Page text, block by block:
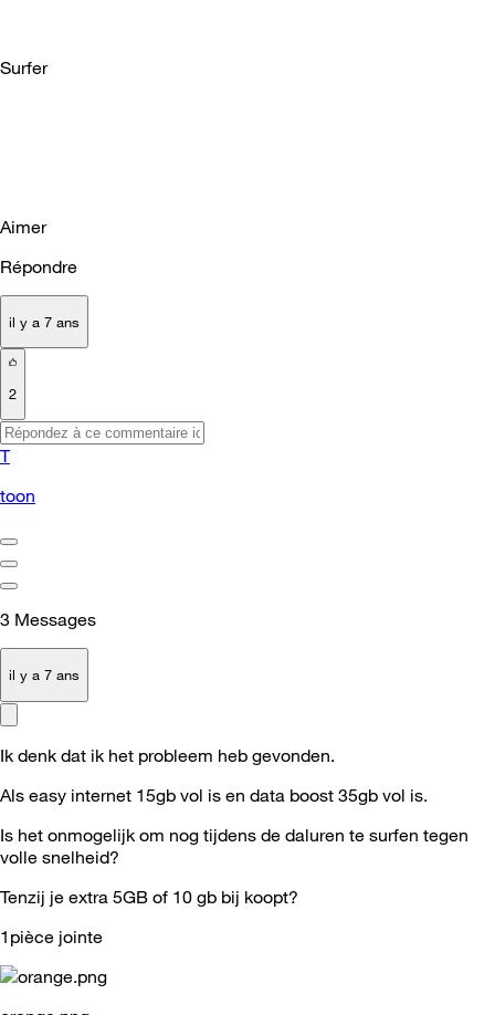
Surfer
Aimer
Répondre
il y a 7 ans
2
T
toon
3 Messages
il y a 7 ans
Ik denk dat ik het probleem heb gevonden.
Als easy internet 15gb vol is en data boost 35gb vol is.
Is het onmogelijk om nog tijdens de daluren te surfen tegen
volle snelheid?
Tenzij je extra 5GB of 10 gb bij koopt?
1pièce jointe